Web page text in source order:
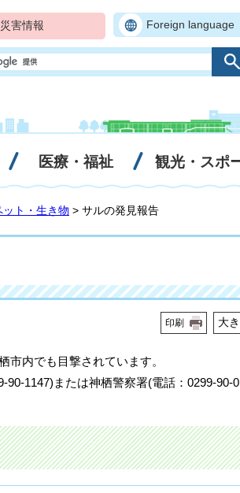
災害情報 Foreign language
医療・福祉 観光・スポ
ット・生き物 > サルの発見報告
印刷 大
市内でも目撃されています。
1147)または神栖警察署(電話：0299-90-